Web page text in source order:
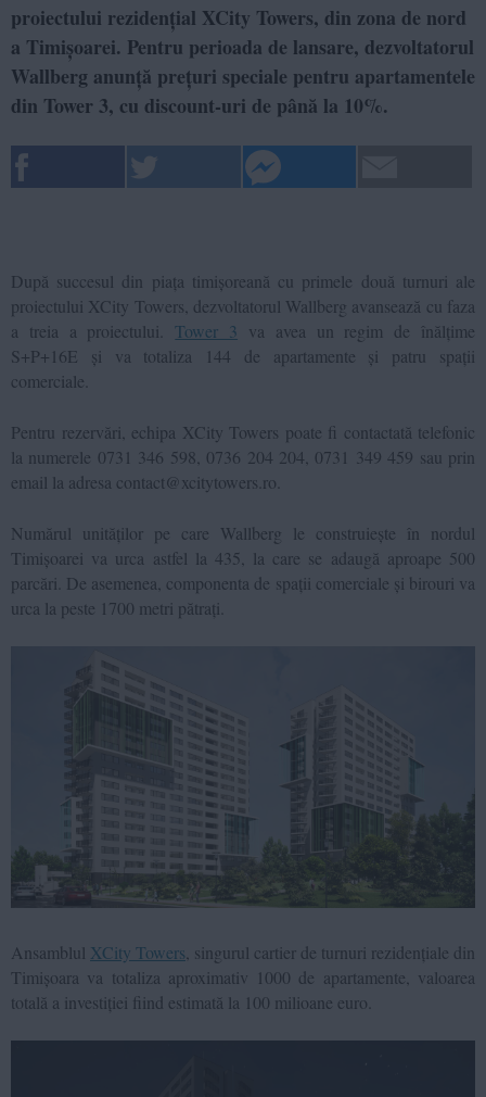
proiectului rezidențial XCity Towers, din zona de nord
a Timișoarei. Pentru perioada de lansare, dezvoltatorul
Wallberg anunță prețuri speciale pentru apartamentele
din Tower 3, cu discount-uri de până la 10%.
După succesul din piața timișoreană cu primele două turnuri ale
proiectului XCity Towers, dezvoltatorul Wallberg avansează cu faza
a treia a proiectului.Tower 3 va avea un regim de înălțime
S+P+16E și va totaliza 144 de apartamente și patru spații
comerciale.
Pentru rezervări, echipa XCity Towers poate fi contactată telefonic
la numerele 0731 346 598, 0736 204 204, 0731 349 459 sau prin
email la adresa contact@xcitytowers.ro.
Numărul unităților pe care Wallberg le construiește în nordul
Timișoarei va urca astfel la 435, la care se adaugă aproape 500
parcări. De asemenea, componenta de spații comerciale și birouri va
urca la peste 1700 metri pătrați.
Ansamblul XCity Towers , singurul cartier de turnuri rezidențiale din
Timișoara va totaliza aproximativ 1000 de apartamente, valoarea
totală a investiției fiind estimată la 100 milioane euro.